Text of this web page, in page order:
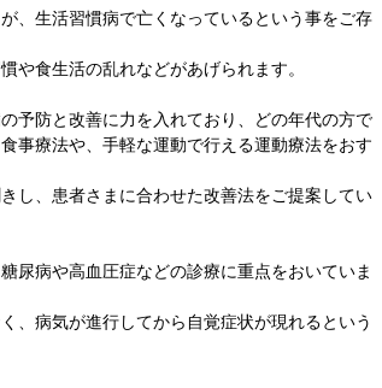
、生活習慣病で亡くなっているという事をご存
や食生活の乱れなどがあげられます。
予防と改善に力を入れており、どの年代の方で
事療法や、手軽な運動で行える運動療法をおす
し、患者さまに合わせた改善法をご提案してい
尿病や高血圧症などの診療に重点をおいていま
、病気が進行してから自覚症状が現れるという